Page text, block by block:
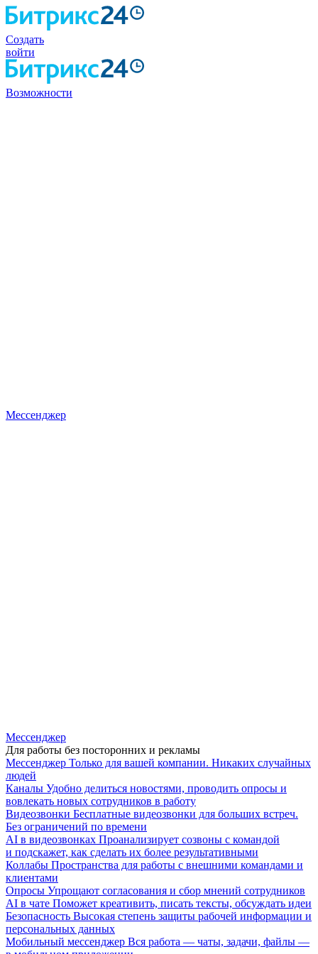
Создать
войти
Возможности
Мессенджер
Мессенджер
Для работы без посторонних и рекламы
Мессенджер Только для вашей компании. Никаких случайных
людей
Каналы Удобно делиться новостями, проводить опросы и
вовлекать новых сотрудников в работу
Видеозвонки Бесплатные видеозвонки для больших встреч.
Без ограничений по времени
AI в видеозвонках Проанализирует созвоны с командой
и подскажет, как сделать их более результативными
Коллабы Пространства для работы с внешними командами и
клиентами
Опросы Упрощают согласования и сбор мнений сотрудников
AI в чате Поможет креативить, писать тексты, обсуждать идеи
Безопасность Высокая степень защиты рабочей информации и
персональных данных
Мобильный мессенджер Вся работа — чаты, задачи, файлы —